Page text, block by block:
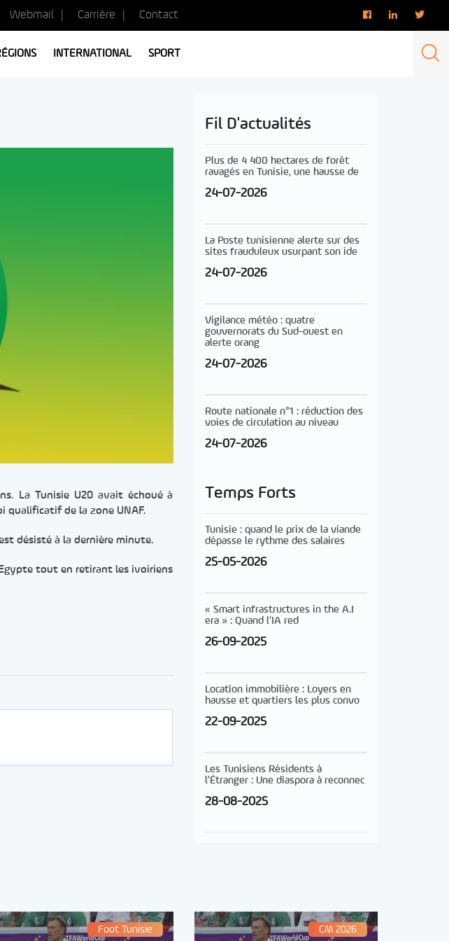
Webmail Carrière Contact
INTERNATIONAL SPORT
La Tunisie U20 avait échoué à
qualificatif de la zone UNAF.
désisté à la dernière minute.
tout en retirant les ivoiriens
Fil D'actualités
Plus de 4 400 hectares de forêt
ravagés en Tunisie, une hausse de
24-07-2026
La Poste tunisienne alerte sur des
sites frauduleux usurpant son ide
24-07-2026
Vigilance météo : quatre
gouvernorats du Sud-ouest en
alerte orang
24-07-2026
Route nationale n°1 : réduction des
voies de circulation au niveau
24-07-2026
Temps Forts
Tunisie : quand le prix de la viande
dépasse le rythme des salaires
25-05-2026
« Smart infrastructures in the A.I
era » : Quand l’IA red
26-09-2025
Location immobilière : Loyers en
hausse et quartiers les plus convo
22-09-2025
Les Tunisiens Résidents à
l’Étranger : Une diaspora à reconnec
28-08-2025
Foot Tunisie CM 2026